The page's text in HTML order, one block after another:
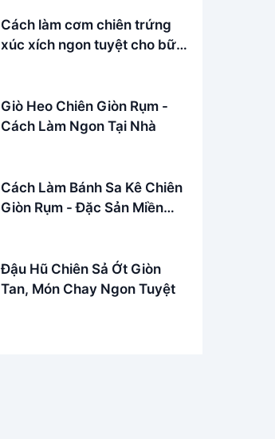
Cách làm cơm chiên trứng
xúc xích ngon tuyệt cho bữa
Giò Heo Chiên Giòn Rụm -
Cách Làm Ngon Tại Nhà
Cách Làm Bánh Sa Kê Chiên
Giòn Rụm - Đặc Sản Miền
Đậu Hũ Chiên Sả Ớt Giòn
Tan, Món Chay Ngon Tuyệt